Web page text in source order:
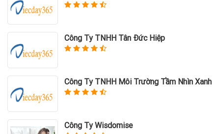
Công Ty TNHH Tân Đức Hiệp
Công Ty TNHH Môi Trường Tầm Nhìn Xanh
Công Ty Wisdomise